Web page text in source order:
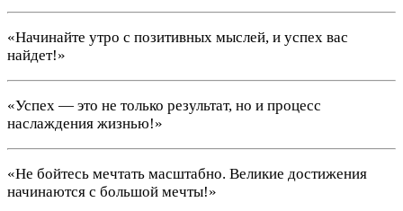
«Начинайте утро с позитивных мыслей, и успех вас
найдет!»
«Успех — это не только результат, но и процесс
наслаждения жизнью!»
«Не бойтесь мечтать масштабно. Великие достижения
начинаются с большой мечты!»